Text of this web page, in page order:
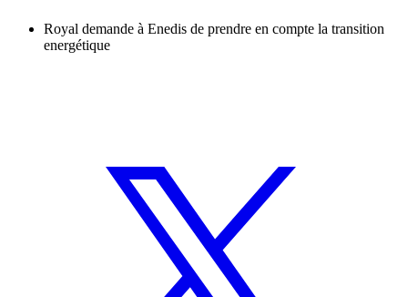
Royal demande à Enedis de prendre en compte la transition
energétique